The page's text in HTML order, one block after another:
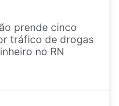
prende cinco
tráfico de drogas
no RN